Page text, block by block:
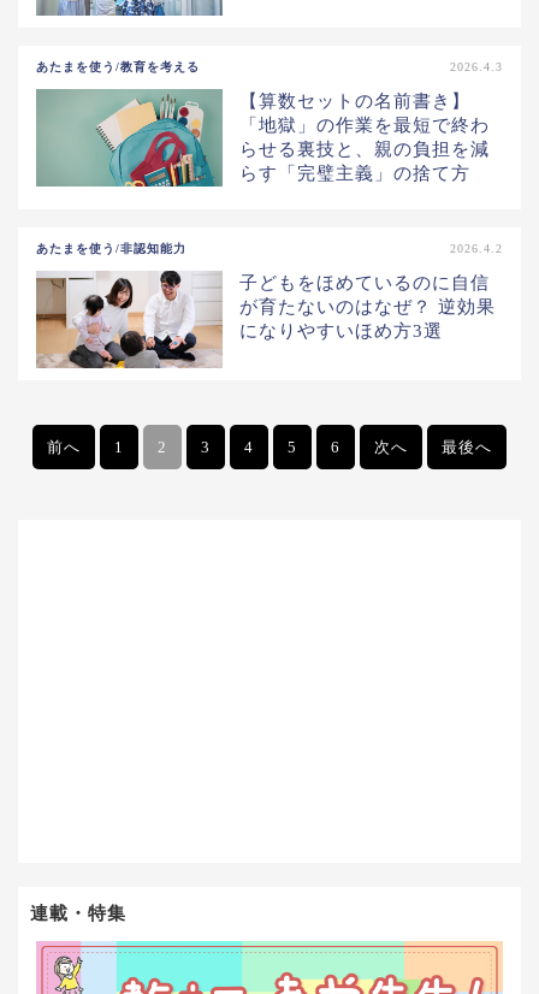
あたまを使う/教育を考える 2026.4.3
【算数セットの名前書き】
「地獄」の作業を最短で終わ
らせる裏技と、親の負担を減
らす「完璧主義」の捨て方
あたまを使う/非認知能力 2026.4.2
子どもをほめているのに自信
が育たないのはなぜ？ 逆効果
になりやすいほめ方3選
前へ 1 2 3 4 5 6 次へ 最後へ
連載・特集